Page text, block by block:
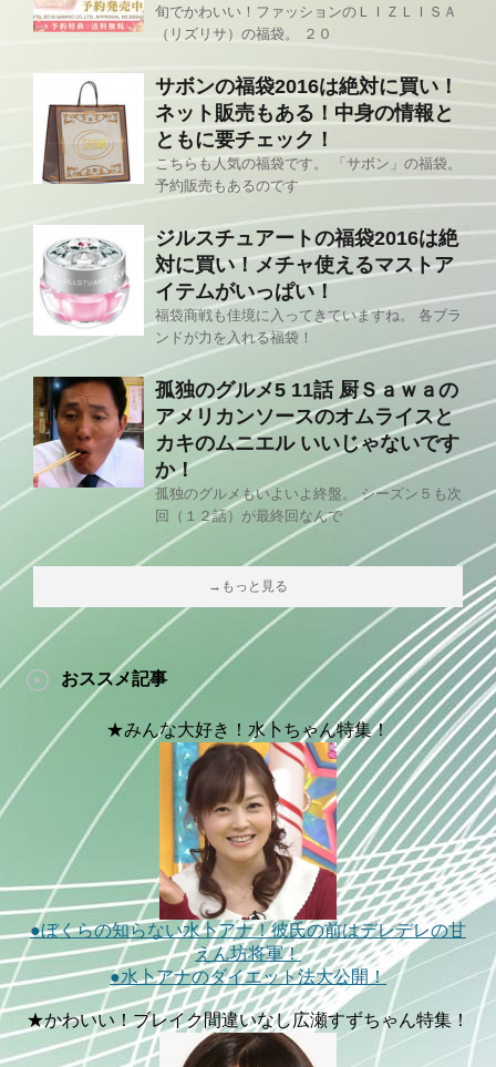
旬でかわいい！ファッションのＬＩＺＬＩＳＡ
（リズリサ）の福袋。 ２０
サボンの福袋2016は絶対に買い！
ネット販売もある！中身の情報と
ともに要チェック！
こちらも人気の福袋です。 「サボン」の福袋。
予約販売もあるのです
ジルスチュアートの福袋2016は絶
対に買い！メチャ使えるマストア
イテムがいっぱい！
福袋商戦も佳境に入ってきていますね。 各ブラ
ンドが力を入れる福袋！
孤独のグルメ5 11話 厨Ｓａｗａの
アメリカンソースのオムライスと
カキのムニエル いいじゃないです
か！
孤独のグルメもいよいよ終盤。 シーズン５も次
回（１２話）が最終回なんで
→もっと見る
おススメ記事
★みんな大好き！水卜ちゃん特集！
●ぼくらの知らない水卜アナ！彼氏の前はデレデレの甘
えん坊将軍！
●水卜アナのダイエット法大公開！
★かわいい！ブレイク間違いなし広瀬すずちゃん特集！